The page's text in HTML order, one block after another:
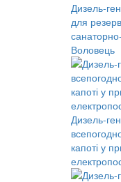
Дизель-
для
Воловець
Дизель-
капоті у